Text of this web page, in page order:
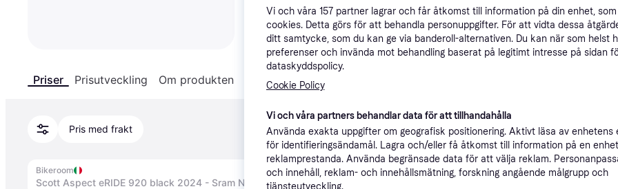
Priser Prisutveckling Om produkten Specifikationer
Pris med frakt
Bikeroom 28
Vi och våra 157 partner lagrar och får åtkomst till information på din enhet,
cookies. Detta görs för att behandla personuppgifter. För att vidta dessa
ditt samtycke, som du kan ge via banderoll-alternativen. Du kan när som helst
preferenser och invända mot behandling baserat på legitimt intresse på sidan
dataskyddspolicy.
Cookie Policy
Vi och våra partners behandlar data för att tillhandahålla
Använda exakta uppgifter om geografisk positionering. Aktivt läsa av enhetens
för identifieringsändamål. Lagra och/eller få åtkomst till information på en
reklamprestanda. Använda begränsade data för att välja reklam.
och innehåll, reklam- och innehållsmätning, forskning angående målgrupp och
tjänsteutveckling.